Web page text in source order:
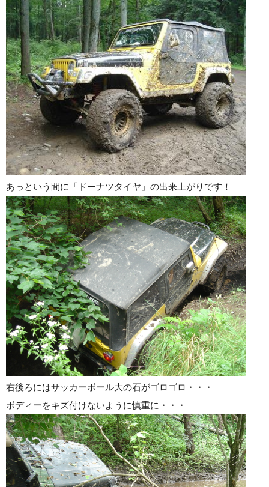
あっという間に「ドーナツタイヤ」の出来上がりです！
右後ろにはサッカーボール大の石がゴロゴロ・・・
ボディーをキズ付けないように慎重に・・・